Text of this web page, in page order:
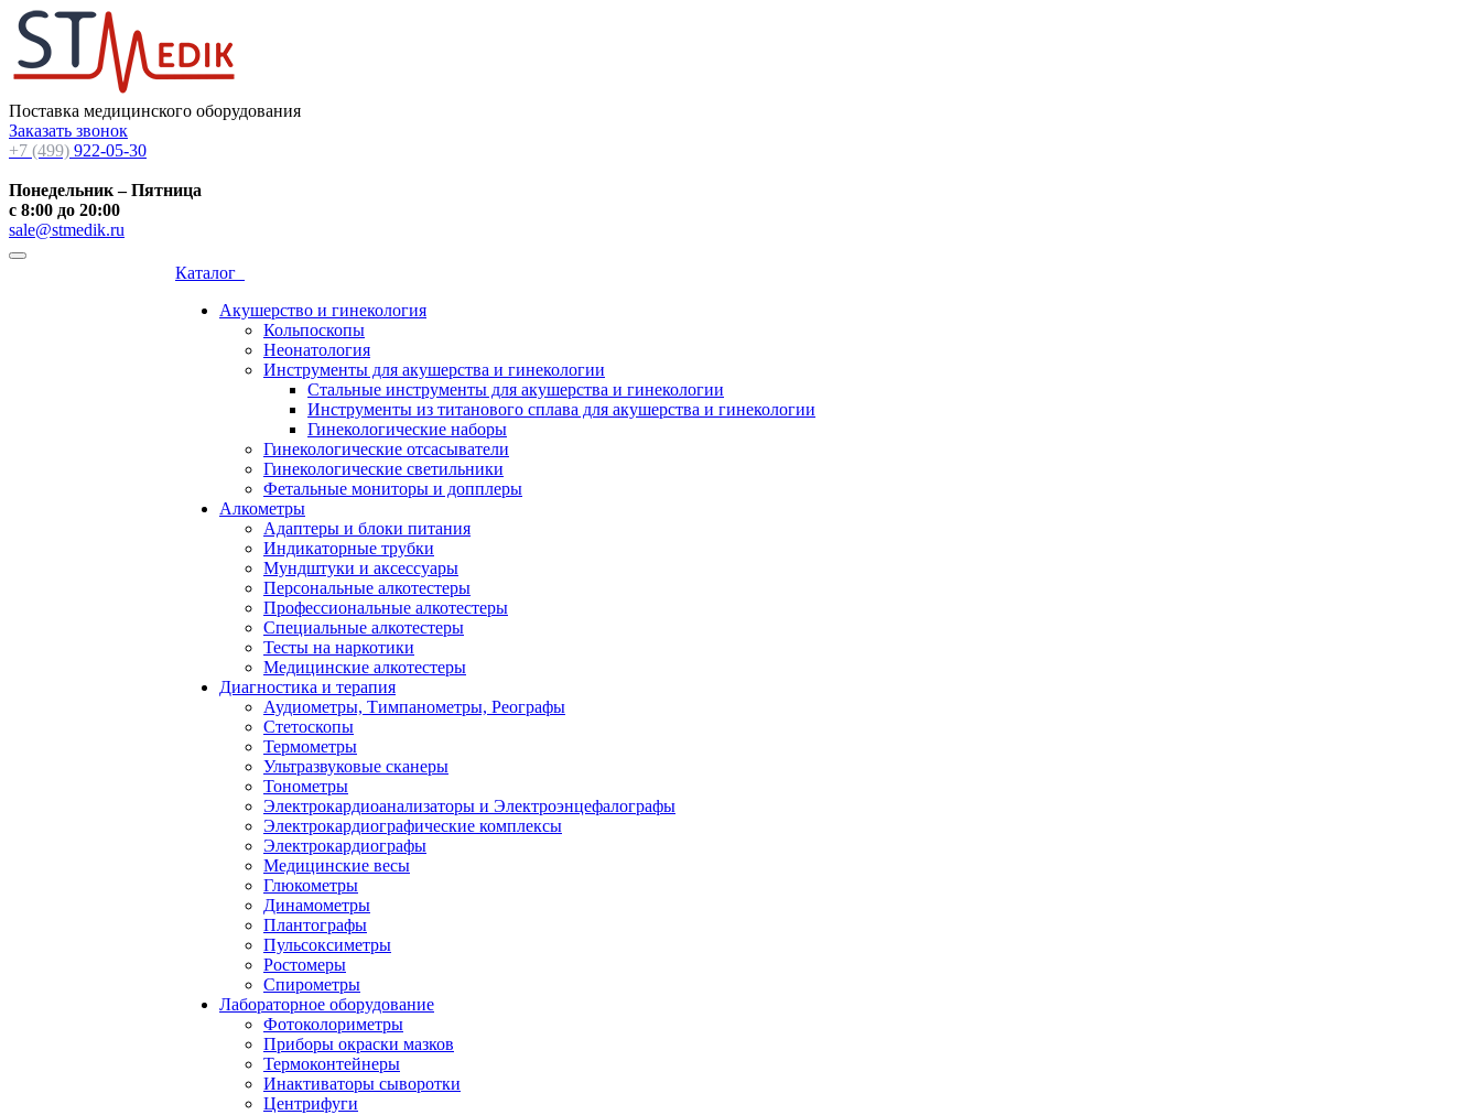
Поставка медицинского оборудования
Заказать звонок
+7 (499) 922-05-30
Понедельник – Пятница
с 8:00 до 20:00
sale@stmedik.ru
Каталог
Акушерство и гинекология
Кольпоскопы
Неонатология
Инструменты для акушерства и гинекологии
Стальные инструменты для акушерства и гинекологии
Инструменты из титанового сплава для акушерства и гинекологии
Гинекологические наборы
Гинекологические отсасыватели
Гинекологические светильники
Фетальные мониторы и допплеры
Алкометры
Адаптеры и блоки питания
Индикаторные трубки
Мундштуки и аксессуары
Персональные алкотестеры
Профессиональные алкотестеры
Специальные алкотестеры
Тесты на наркотики
Медицинские алкотестеры
Диагностика и терапия
Аудиометры, Тимпанометры, Реографы
Стетоскопы
Термометры
Ультразвуковые сканеры
Тонометры
Электрокардиоанализаторы и Электроэнцефалографы
Электрокардиографические комплексы
Электрокардиографы
Медицинские весы
Глюкометры
Динамометры
Плантографы
Пульсоксиметры
Ростомеры
Спирометры
Лабораторное оборудование
Фотоколориметры
Приборы окраски мазков
Термоконтейнеры
Инактиваторы сыворотки
Центрифуги